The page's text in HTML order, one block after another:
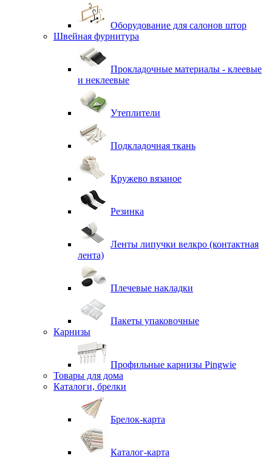
Оборудование для салонов штор
Швейная фурнитура
Прокладочные материалы - клеевые
и неклеевые
Утеплители
Подкладочная ткань
Кружево вязаное
Резинка
Ленты липучки велкро (контактная
лента)
Плечевые накладки
Пакеты упаковочные
Карнизы
Профильные карнизы Pingwie
Товары для дома
Каталоги, брелки
Брелок-карта
Каталог-карта